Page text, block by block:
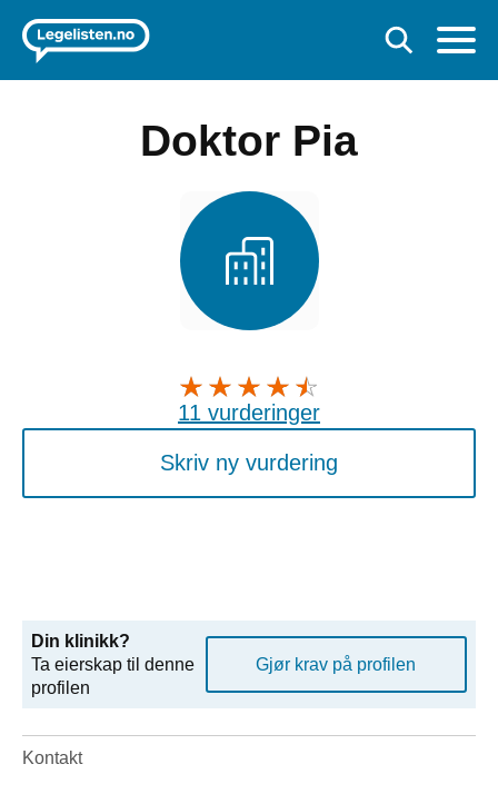
Doktor Pia
11 vurderinger
Skriv ny vurdering
Din klinikk?
Ta eierskap til denne
profilen
Gjør krav på profilen
Kontakt